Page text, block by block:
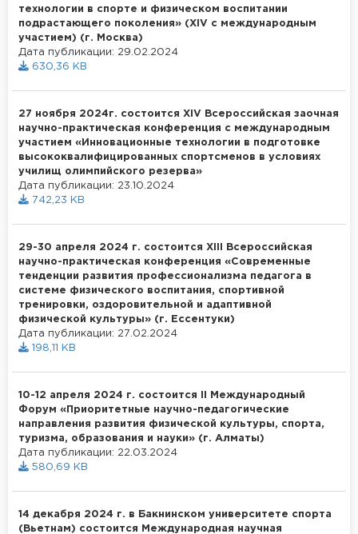
технологии в спорте и физическом воспитании
подрастающего поколения» (XIV с международным
участием) (г. Москва)
Дата публикации: 29.02.2024
630,36 KB
27 ноября 2024г. состоится XIV Всероссийская заочная
научно-практическая конференция с международным
участием «Инновационные технологии в подготовке
высококвалифицированных спортсменов в условиях
училищ олимпийского резерва»
Дата публикации: 23.10.2024
742,23 KB
29-30 апреля 2024 г. состоится XIII Всероссийская
научно-практическая конференция «Современные
тенденции развития профессионализма педагога в
системе физического воспитания, спортивной
тренировки, оздоровительной и адаптивной
физической культуры» (г. Ессентуки)
Дата публикации: 27.02.2024
198,11 KB
10-12 апреля 2024 г. состоится ІІ Международный
Форум «Приоритетные научно-педагогические
направления развития физической культуры, спорта,
туризма, образования и науки» (г. Алматы)
Дата публикации: 22.03.2024
580,69 KB
14 декабря 2024 г. в Бакнинском университете спорта
(Вьетнам) состоится Международная научная